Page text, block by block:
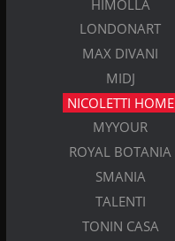
HIMOLLA
LONDONART
MAX DIVANI
MIDJ
NICOLETTI HOME
MYYOUR
ROYAL BOTANIA
SMANIA
TALENTI
TONIN CASA